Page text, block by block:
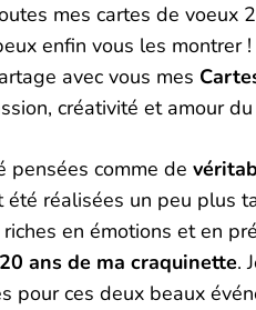
mes cartes de voeux
enfin vous les montrer !
avec vous mes
créativité et amour du
pensées comme de
été réalisées un peu plus
en émotions et en
20 ans de ma craquinette.
pour ces deux beaux